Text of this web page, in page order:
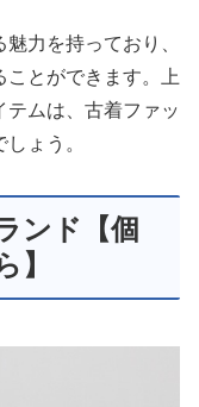
力を持っており、
とができます。上
ムは、古着ファッ
ょう。
ンド【個
】